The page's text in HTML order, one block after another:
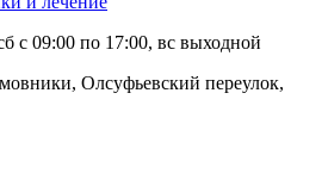
с 09:00 по 17:00, вс выходной
Олсуфьевский переулок,